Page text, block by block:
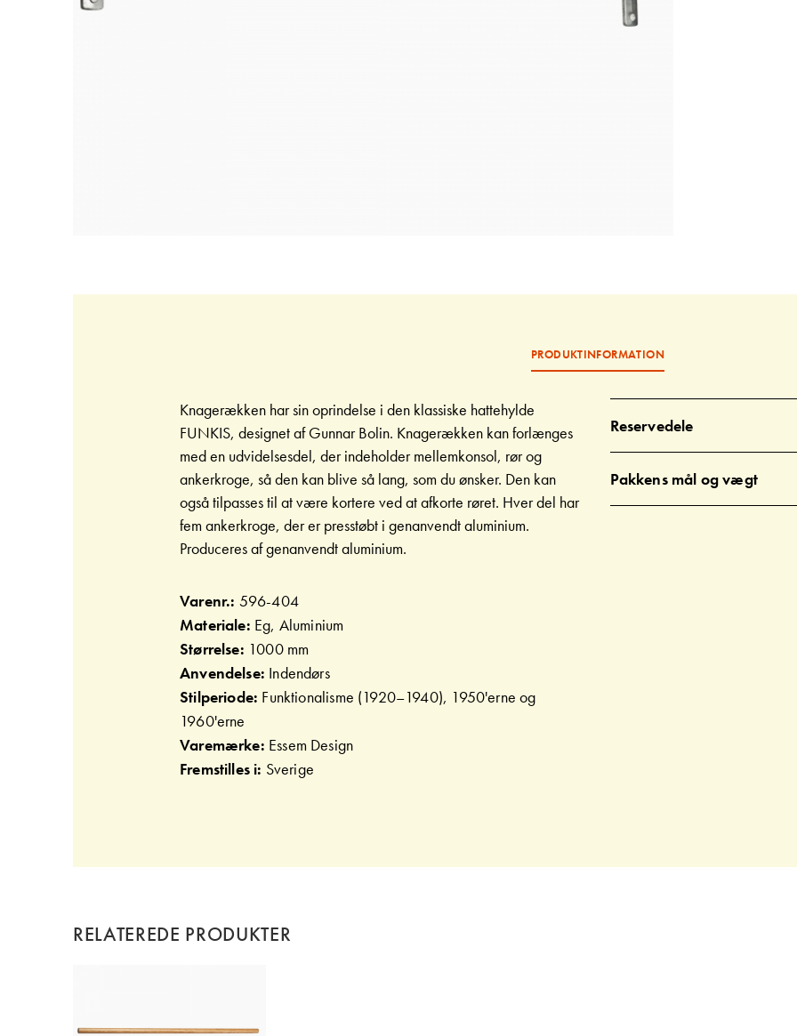
starten
PRODUKTINFORMATION
Knagerækken har sin oprindelse i den klassiske hattehylde
FUNKIS, designet af Gunnar Bolin. Knagerækken kan forlænges
med en udvidelsesdel, der indeholder mellemkonsol, rør og
ankerkroge, så den kan blive så lang, som du ønsker. Den kan
også tilpasses til at være kortere ved at afkorte røret. Hver del har
fem ankerkroge, der er presstøbt i genanvendt aluminium.
Produceres af genanvendt aluminium.
Varenr.: 596-404
Materiale: Eg, Aluminium
Størrelse: 1000 mm
Anvendelse: Indendørs
Stilperiode: Funktionalisme (1920–1940), 1950'erne og
1960'erne
Varemærke: Essem Design
Fremstilles i: Sverige
Reservedele
Pakkens mål og vægt
RELATEREDE PRODUKTER